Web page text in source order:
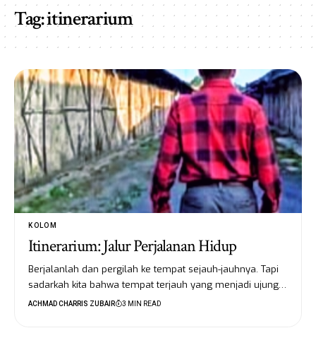
Tag:itinerarium
KOLOM
Itinerarium: Jalur Perjalanan Hidup
Berjalanlah dan pergilah ke tempat sejauh-jauhnya. Tapi
sadarkah kita bahwa tempat terjauh yang menjadi ujung…
ACHMAD CHARRIS ZUBAIR 3 MIN READ